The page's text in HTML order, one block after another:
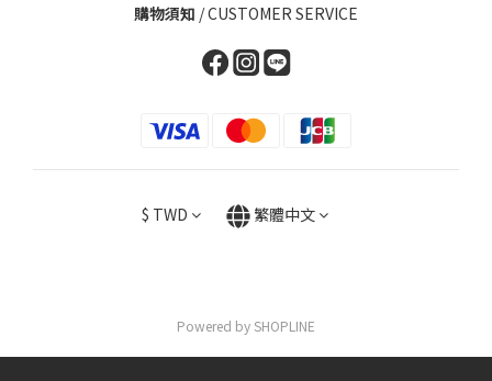
購物須知 /CUSTOMER SERVICE
$ TWD 繁體中文
Powered by SHOPLINE